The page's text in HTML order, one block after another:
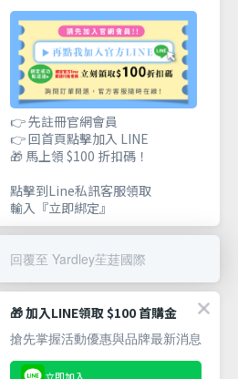
安全｜健康｜美麗
聯絡我們
際生技有限公司
號 / 90615838
安區敦化南路二段65號19樓
至週五 10:00 - 18:00
/ @yardley
👉 先註冊官網會員
👉 回首頁點擊加入 LINE
🎁 馬上領 $100 折扣碼！
點擊到Line私訊客服領取
輸入『立即綁定』
回覆至 Yardley苼莛國際
🎁 加入LINE領取 $100 首購金
搶先掌握活動優惠與品牌最新消息
立即加入